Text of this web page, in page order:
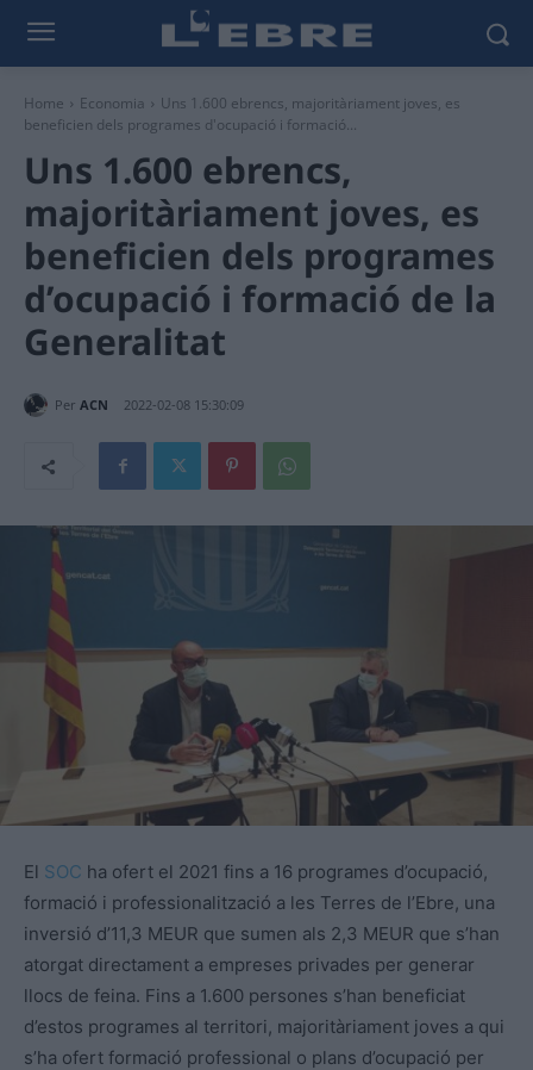
Home Economia
Uns 1.600 ebrencs, majoritàriament joves, es
beneficien dels programes d'ocupació i formació...
Uns 1.600 ebrencs,
majoritàriament joves, es
beneficien dels programes
d’ocupació i formació de la
Generalitat
Per ACN 2022-02-08 15:30:09
El SOC ha ofert el 2021 fins a 16 programes d’ocupació,
formació i professionalització a les Terres de l’Ebre, una
inversió d’11,3 MEUR que sumen als 2,3 MEUR que s’han
atorgat directament a empreses privades per generar
llocs de feina. Fins a 1.600 persones s’han beneficiat
d’estos programes al territori, majoritàriament joves a qui
s’ha ofert formació professional o plans d’ocupació per